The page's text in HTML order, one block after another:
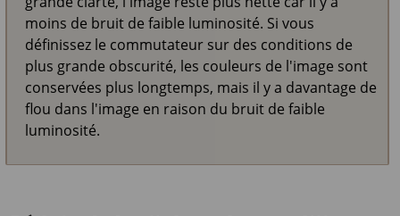
moins de bruit de faible luminosité. Si vous
définissez le commutateur sur des conditions de
plus grande obscurité, les couleurs de l'image sont
conservées plus longtemps, mais il y a davantage de
flou dans l'image en raison du bruit de faible
luminosité.